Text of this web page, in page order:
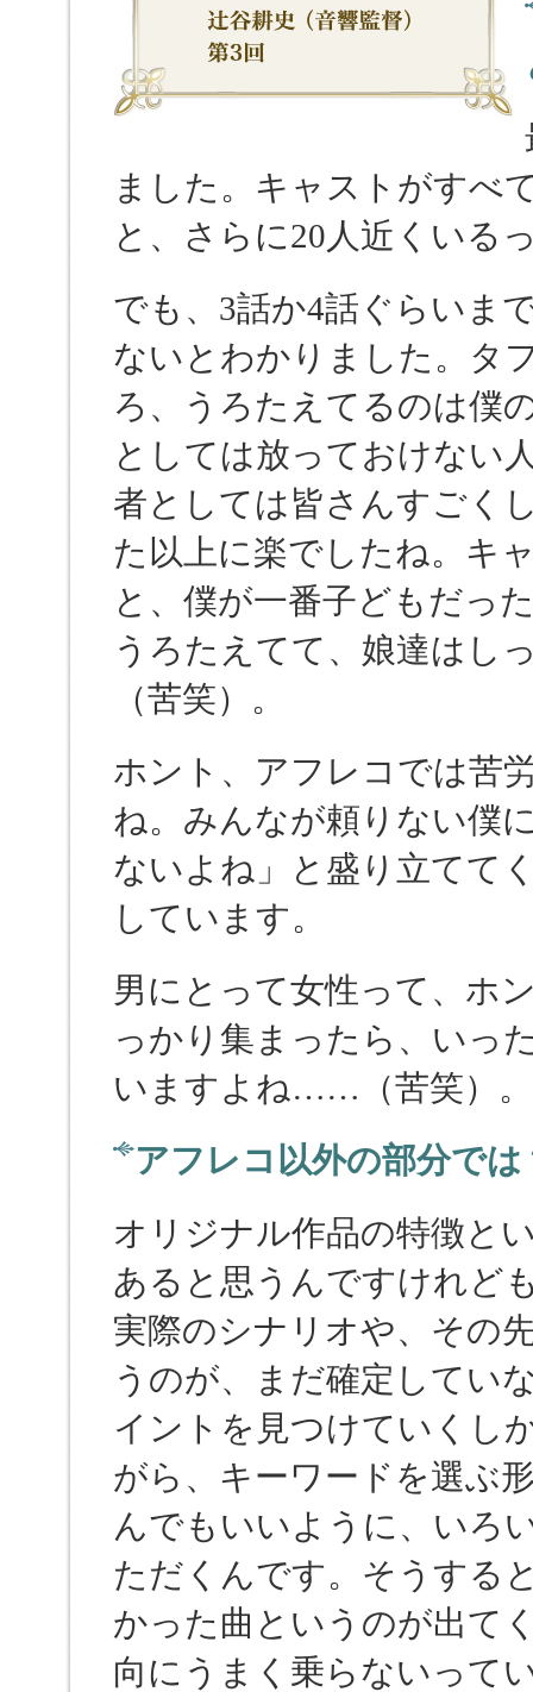
ました。キャストがすべ
と、さらに20人近くいる
でも、3話か4話ぐらいま
ないとわかりました。タ
ろ、うろたえてるのは僕
としては放っておけない
者としては皆さんすごく
た以上に楽でしたね。キ
と、僕が一番子どもだっ
うろたえてて、娘達は
（苦笑）。
ホント、アフレコでは苦
ね。みんなが頼りない僕
ないよね」と盛り立てて
しています。
男にとって女性って、ホ
っかり集まったら、いっ
いますよね……（苦笑）。
アフレコ以外の部分では
オリジナル作品の特徴と
あると思うんですけれど
実際のシナリオや、その
うのが、まだ確定してい
イントを見つけていくし
がら、キーワードを選ぶ
んでもいいように、いろ
ただくんです。そうする
かった曲というのが出て
向にうまく乗らないっ